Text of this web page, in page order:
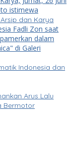
dan Karya
Indonesia dan
Arus Lalu
Bermotor